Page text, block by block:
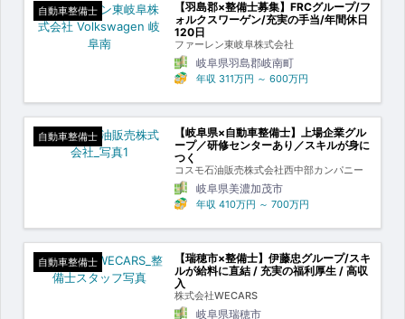
自動車整備士
【羽島郡×整備士募集】FRCグループ/フ
ォルクスワーゲン/充実の手当/年間休日
120日
ファーレン東岐阜株式会社
岐阜県羽島郡岐南町
年収 311万円 ～ 600万円
自動車整備士
【岐阜県×自動車整備士】上場企業グル
ープ／研修センターあり／スキルが身に
つく
コスモ石油販売株式会社西中部カンパニー
岐阜県美濃加茂市
年収 410万円 ～ 700万円
自動車整備士
【瑞穂市×整備士】伊藤忠グループ/スキ
ルが給料に直結 / 充実の福利厚生 / 高収
入
株式会社WECARS
岐阜県瑞穂市